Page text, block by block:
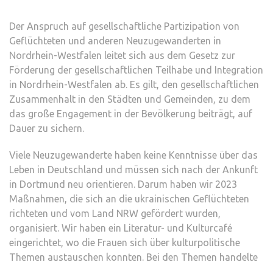
Der Anspruch auf gesellschaftliche Partizipation von
Geflüchteten und anderen Neuzugewanderten in
Nordrhein-Westfalen leitet sich aus dem Gesetz zur
Förderung der gesellschaftlichen Teilhabe und Integration
in Nordrhein-Westfalen ab. Es gilt, den gesellschaftlichen
Zusammenhalt in den Städten und Gemeinden, zu dem
das große Engagement in der Bevölkerung beiträgt, auf
Dauer zu sichern.
Viele Neuzugewanderte haben keine Kenntnisse über das
Leben in Deutschland und müssen sich nach der Ankunft
in Dortmund neu orientieren. Darum haben wir 2023
Maßnahmen, die sich an die ukrainischen Geflüchteten
richteten und vom Land NRW gefördert wurden,
organisiert. Wir haben ein Literatur- und Kulturcafé
eingerichtet, wo die Frauen sich über kulturpolitische
Themen austauschen konnten. Bei den Themen handelte